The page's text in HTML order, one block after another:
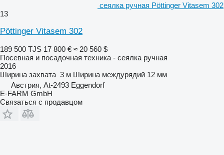
сеялка ручная Pöttinger Vitasem 302
13
Pöttinger Vitasem 302
189 500 TJS 17 800 € ≈ 20 560 $
Посевная и посадочная техника - сеялка ручная
2016
Ширина захвата 3 м Ширина междурядий 12 мм
Австрия, At-2493 Eggendorf
E-FARM GmbH
Связаться с продавцом